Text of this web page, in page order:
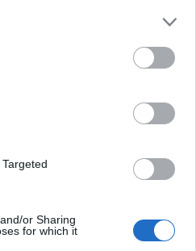
or Sharing
for which it
το
της
και άλλων